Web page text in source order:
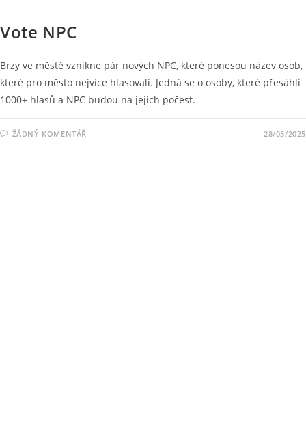
Vote NPC
Brzy ve městě vznikne pár nových NPC, které ponesou název osob,
které pro město nejvíce hlasovali. Jedná se o osoby, které přesáhli
1000+ hlasů a NPC budou na jejich počest.
ŽÁDNÝ KOMENTÁŘ 28/05/2025